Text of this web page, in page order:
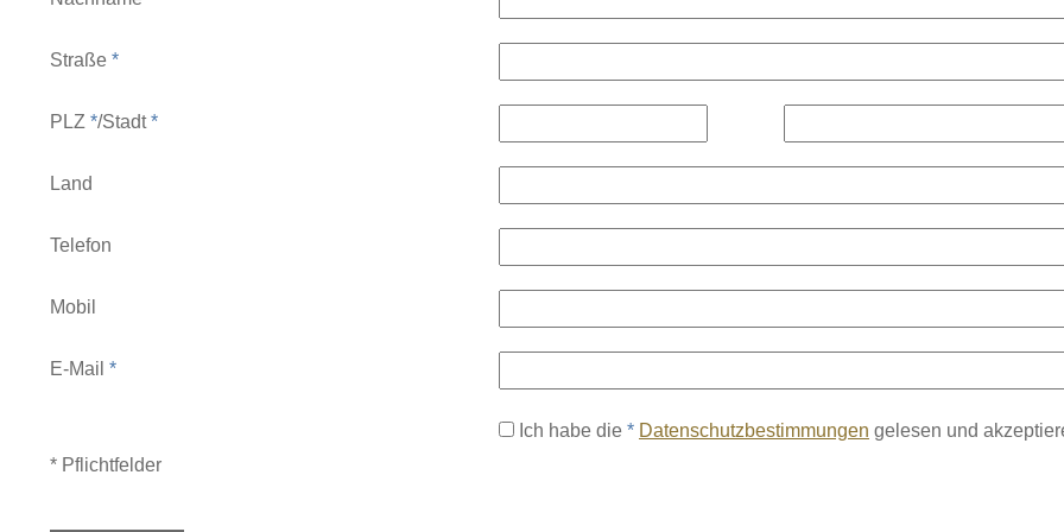
Straße *
PLZ */Stadt*
Land
Telefon
Mobil
E-Mail *
Ich habe die * Datenschutzbestimmungen gelesen und
* Pflichtfelder